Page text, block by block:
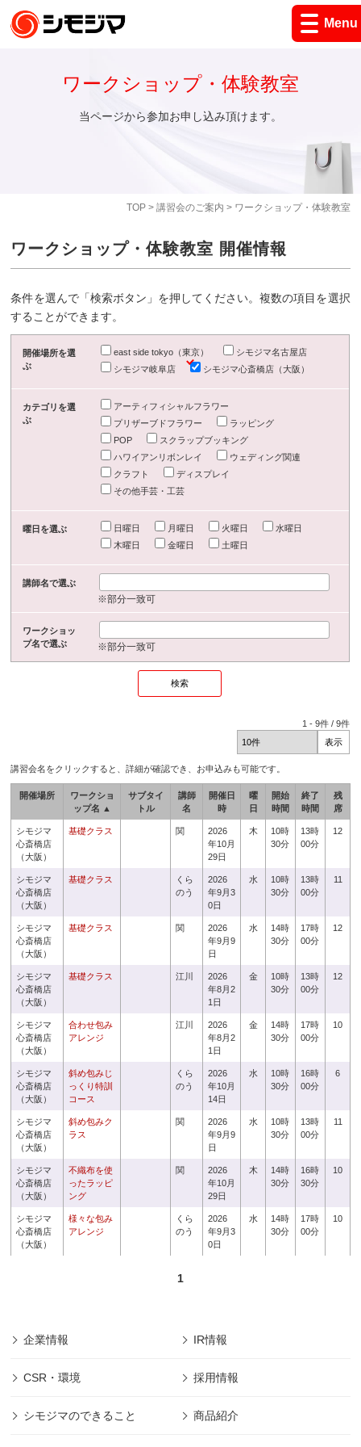
Menu
TOP> 講習会のご案内 > ワークショップ・体験教室
ワークショップ・体験教室
当ページから参加お申し込み頂けます。
ワークショップ・体験教室 開催情報
条件を選んで「検索ボタン」を押してください。複数の項目を選択
することができます。
開催場所を選
ぶ
east side tokyo（東京）
シモジマ名古屋店
シモジマ岐阜店
シモジマ心斎橋店（大阪）
カテゴリを選
ぶ
アーティフィシャルフラワー
プリザーブドフラワー
ラッピング
POP
スクラップブッキング
ハワイアンリボンレイ
ウェディング関連
クラフト
ディスプレイ
その他手芸・工芸
曜日を選ぶ 日曜日 月曜日 火曜日
水曜日
木曜日
金曜日 土曜日
講師名で選ぶ
※部分一致可
ワークショッ
プ名で選ぶ
※部分一致可
1 -9件 /9件
講習会名をクリックすると、詳細が確認でき、お申込みも可能です。
開催場所
ワークショ
ップ名 ▲
サブタイ
トル
講師
名
開催日
時
曜
日
開始
時間
終了
時間
残
席
シモジマ
心斎橋店
（大阪）
基礎クラス 関
2026
年10月
29日
木
10時
30分
13時
00分
12
シモジマ
心斎橋店
（大阪）
基礎クラス
くら
のう
2026
年9月3
0日
水
10時
30分
13時
00分
11
シモジマ
心斎橋店
（大阪）
基礎クラス 関
2026
年9月9
日
水
14時
30分
17時
00分
12
シモジマ
心斎橋店
（大阪）
基礎クラス 江川
2026
年8月2
1日
金
10時
30分
13時
00分
12
シモジマ
心斎橋店
（大阪）
合わせ包み
アレンジ
江川
2026
年8月2
1日
金
14時
30分
17時
00分
10
シモジマ
心斎橋店
（大阪）
斜め包みじ
っくり特訓
コース
くら
のう
2026
年10月
14日
水
10時
30分
16時
00分
6
シモジマ
心斎橋店
（大阪）
斜め包みク
ラス
関
2026
年9月9
日
水
10時
30分
13時
00分
11
シモジマ
心斎橋店
（大阪）
不織布を使
ったラッピ
ング
関
2026
年10月
29日
木
14時
30分
16時
30分
10
シモジマ
心斎橋店
（大阪）
様々な包み
アレンジ
くら
のう
2026
年9月3
0日
水
14時
30分
17時
00分
10
1
企業情報 IR情報
CSR・環境 採用情報
シモジマのできること 商品紹介